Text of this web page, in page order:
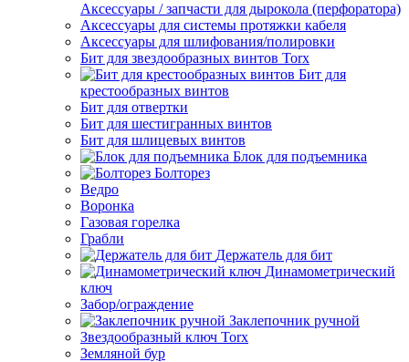
Аксессуары / запчасти для дырокола (перфоратора)
Аксессуары для системы протяжки кабеля
Аксессуары для шлифования/полировки
Бит для звездообразных винтов Torx
Бит для
крестообразных винтов
Бит для отвертки
Бит для шестигранных винтов
Бит для шлицевых винтов
Блок для подъемника
Болторез
Ведро
Воронка
Газовая горелка
Грабли
Держатель для бит
Динамометрический
ключ
Забор/ограждение
Заклепочник ручной
Звездообразный ключ Torx
Земляной бур